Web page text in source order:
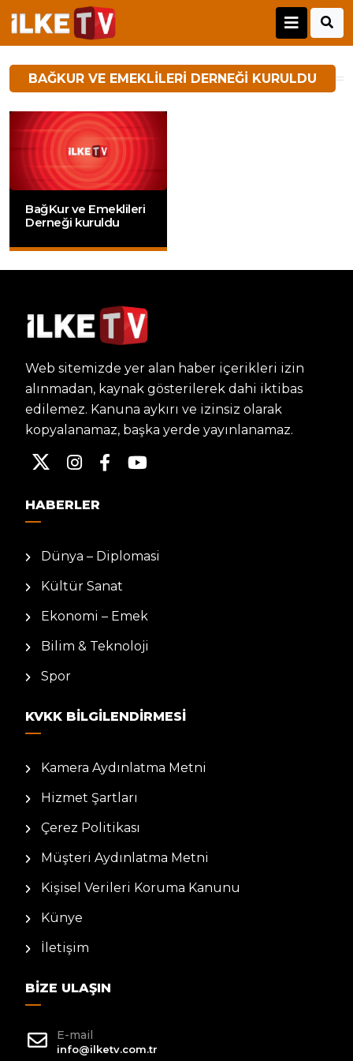
BAĞKUR VE EMEKLILERI DERNEĞI KURULDU
BağKur ve Emeklileri
Derneği kuruldu
Web sitemizde yer alan haber içerikleri izin
alınmadan, kaynak gösterilerek dahi iktibas
edilemez. Kanuna aykırı ve izinsiz olarak
kopyalanamaz, başka yerde yayınlanamaz.
HABERLER
Dünya – Diplomasi
Kültür Sanat
Ekonomi – Emek
Bilim & Teknoloji
Spor
KVKK BILGILENDIRMESI
Kamera Aydınlatma Metni
Hizmet Şartları
Çerez Politikası
Müşteri Aydınlatma Metni
Kişisel Verileri Koruma Kanunu
Künye
İletişim
BIZE ULAŞIN
E-mail
info@ilketv.com.tr